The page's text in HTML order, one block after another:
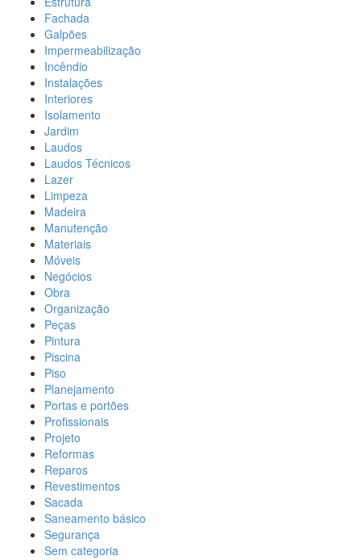
Fachada
Galpões
Impermeabilização
Incêndio
Instalações
Interiores
Isolamento
Jardim
Laudos
Laudos Técnicos
Lazer
Limpeza
Madeira
Manutenção
Materiais
Móveis
Negócios
Obra
Organização
Peças
Pintura
Piscina
Piso
Planejamento
Portas e portões
Profissionais
Projeto
Reformas
Reparos
Revestimentos
Sacada
Saneamento básico
Segurança
Sem categoria